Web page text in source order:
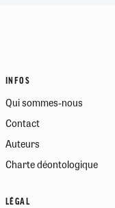
INFOS
Qui sommes-nous
Contact
Auteurs
Charte déontologique
LÉGAL